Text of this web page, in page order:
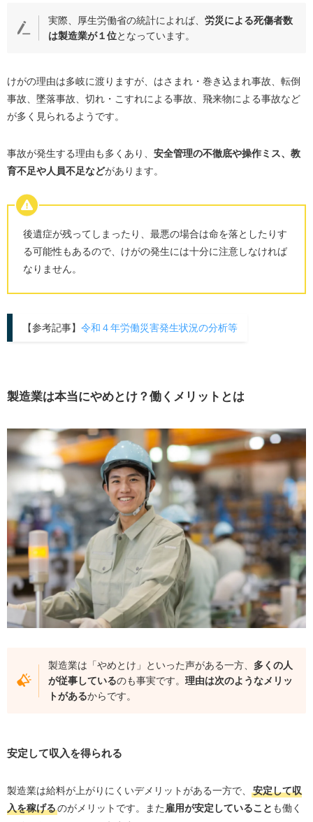
実際、厚生労働省の統計によれば、労災による死傷者数
は製造業が１位となっています。
けがの理由は多岐に渡りますが、はさまれ・巻き込まれ事故、転倒
事故、墜落事故、切れ・こすれによる事故、飛来物による事故など
が多く見られるようです。
事故が発生する理由も多くあり、 安全管理の不徹底や操作ミス、教
育不足や人員不足などがあります。
後遺症が残ってしまったり、最悪の場合は命を落としたりす
る可能性もあるので、けがの発生には十分に注意しなければ
なりません。
【参考記事】 令和４年労働災害発生状況の分析等
製造業は本当にやめとけ？働くメリットとは
製造業は「やめとけ」といった声がある一方、 多くの人
が従事しているのも事実です。理由は次のようなメリッ
トがあるからです。
安定して収入を得られる
製造業は給料が上がりにくいデメリットがある一方で、
安定して収
入を稼げるのがメリットです。また 雇用が安定していること も働く